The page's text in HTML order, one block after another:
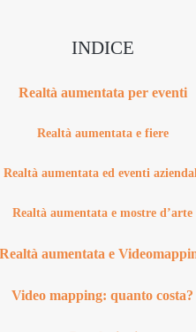
INDICE
Realtà aumentata per eventi
Realtà aumentata e fiere
Realtà aumentata ed eventi
Realtà aumentata e mostre d’arte
Realtà aumentata e
Video mapping: quanto costa?